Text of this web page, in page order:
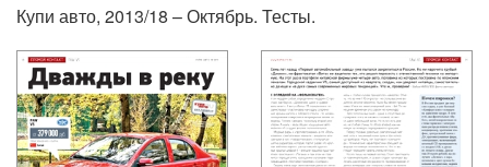
Купи авто, 2013/18 – Октябрь. Тесты.